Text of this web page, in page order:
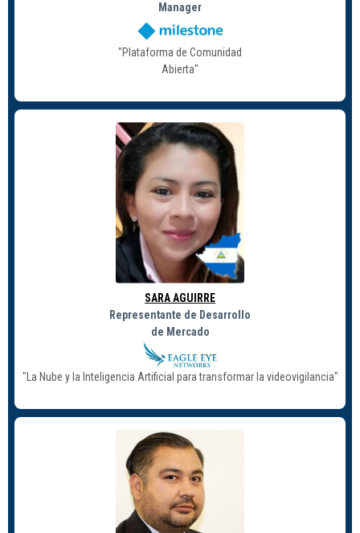
Manager
"Plataforma de Comunidad
Abierta"
SARA AGUIRRE
Representante de Desarrollo
de Mercado
"La Nube y la Inteligencia Artificial para transformar la videovigilancia"